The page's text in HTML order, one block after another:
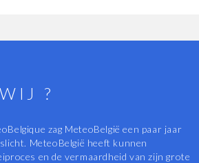
?
zag MeteoBelgië een paar jaar
MeteoBelgië heeft kunnen
en de vermaardheid van zijn grote